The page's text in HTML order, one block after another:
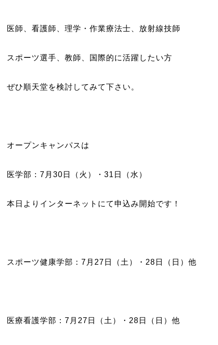
医師、看護師、理学・作業療法士、放射線技師
スポーツ選手、教師、国際的に活躍したい方
ぜひ順天堂を検討してみて下さい。
オープンキャンパスは
医学部：7月30日（火）・31日（水）
本日よりインターネットにて申込み開始です！
スポーツ健康学部：7月27日（土）・28日（日）他
医療看護学部：7月27日（土）・28日（日）他